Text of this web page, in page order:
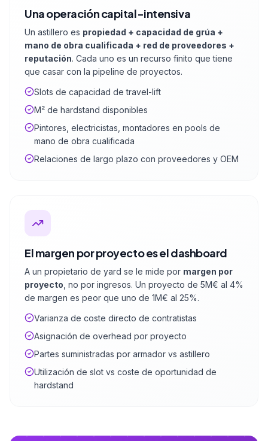
Una operación capital-intensiva
Un astillero es propiedad + capacidad de grúa +
mano de obra cualificada + red de proveedores +
reputación. Cada uno es un recurso finito que tiene
que casar con la pipeline de proyectos.
Slots de capacidad de travel-lift
M² de hardstand disponibles
Pintores, electricistas, montadores en pools de
mano de obra cualificada
Relaciones de largo plazo con proveedores y OEM
El margen por proyecto es el dashboard
A un propietario de yard se le mide por margen por
proyecto , no por ingresos. Un proyecto de 5M€ al 4%
de margen es peor que uno de 1M€ al 25%.
Varianza de coste directo de contratistas
Asignación de overhead por proyecto
Partes suministradas por armador vs astillero
Utilización de slot vs coste de oportunidad de
hardstand